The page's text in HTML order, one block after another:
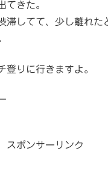
てきた。
滞してて、少し離れた
登りに行きますよ。
スポンサーリンク